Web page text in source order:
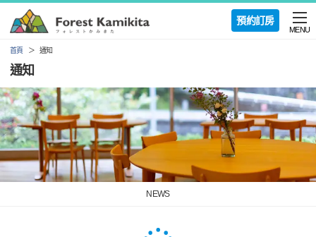
預約訂房
MENU
首頁 通知
通知
NEWS